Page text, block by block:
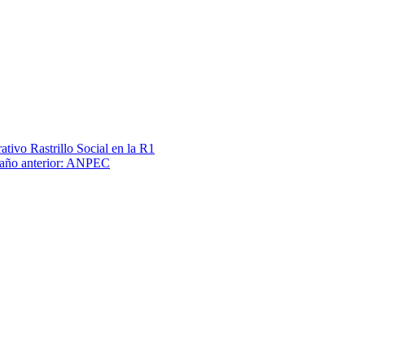
Rastrillo Social en la R1
anterior: ANPEC